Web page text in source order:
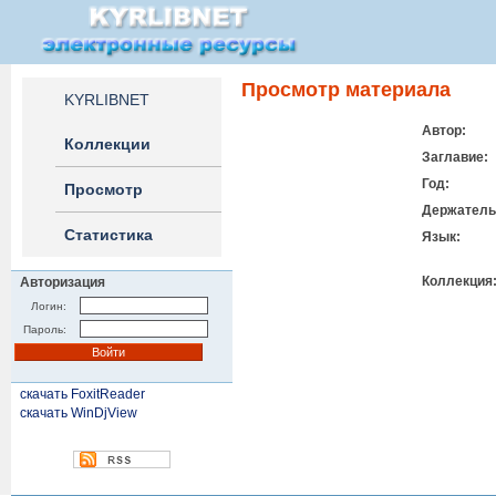
KYRLIBNET
Коллекции
Просмотр
Статистика
Авторизация
Логин:
Пароль:
скачать FoxitReader
скачать WinDjView
Просмотр материала
Автор:
Заглавие:
Год:
Язык:
Коллекция: